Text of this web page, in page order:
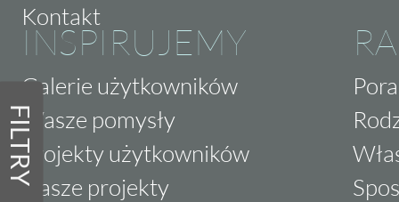
FILTRY
Kontakt
INSPIRUJEMY
Galerie użytkowników
Wasze pomysły
Projekty użytkowników
Nasze projekty